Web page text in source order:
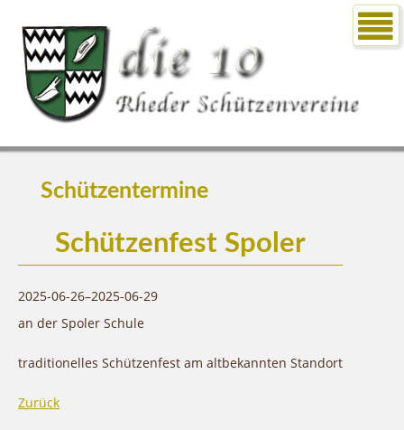
Schützentermine
Schützenfest Spoler
2025-06-26–2025-06-29
an der Spoler Schule
traditionelles Schützenfest am altbekannten Standort
Zurück